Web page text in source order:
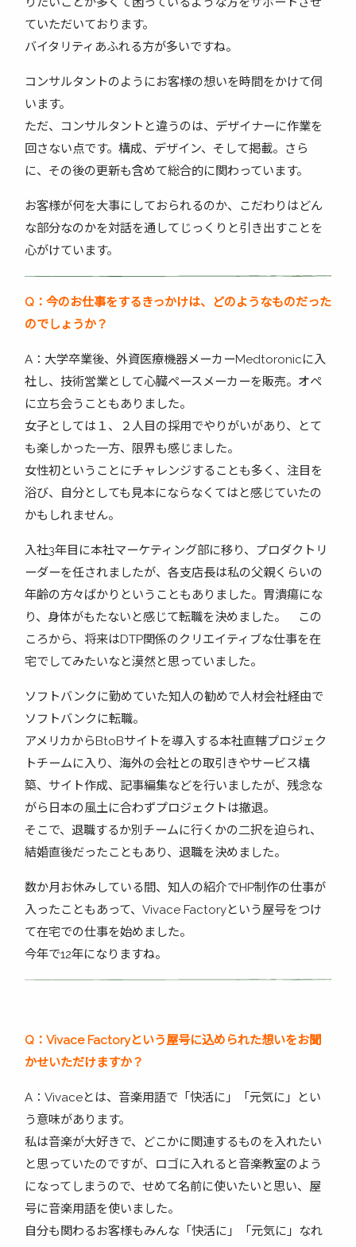
ていただいております。
バイタリティあふれる方が多いですね。
コンサルタントのようにお客様の想いを時間をかけて伺
います。
ただ、コンサルタントと違うのは、デザイナーに作業を
回さない点です。構成、デザイン、そして掲載。さら
に、その後の更新も含めて総合的に関わっています。
お客様が何を大事にしておられるのか、こだわりはどん
な部分なのかを対話を通してじっくりと引き出すことを
心がけています。
Q ：今のお仕事をするきっかけは、どのようなものだった
のでしょうか？
A：大学卒業後、外資医療機器メーカーMedtoronicに入
社し、技術営業として心臓ペースメーカーを販売。オペ
に立ち会うこともありました。
女子としては１、２人目の採用でやりがいがあり、とて
も楽しかった一方、限界も感じました。
女性初ということにチャレンジすることも多く、注目を
浴び、自分としても見本にならなくてはと感じていたの
かもしれません。
入社3年目に本社マーケティング部に移り、プロダクトリ
ーダーを任されましたが、各支店長は私の父親くらいの
年齢の方々ばかりということもありました。胃潰瘍にな
り、身体がもたないと感じて転職を決めました。 この
ころから、将来はDTP関係のクリエイティブな仕事を在
宅でしてみたいなと漠然と思っていました。
ソフトバンクに勤めていた知人の勧めで人材会社経由で
ソフトバンクに転職。
アメリカからBtoBサイトを導入する本社直轄プロジェク
トチームに入り、海外の会社との取引きやサービス構
築、サイト作成、記事編集などを行いましたが、残念な
がら日本の風土に合わずプロジェクトは撤退。
そこで、退職するか別チームに行くかの二択を迫られ、
結婚直後だったこともあり、退職を決めました。
数か月お休みしている間、知人の紹介でHP制作の仕事が
入ったこともあって、Vivace Factoryという屋号をつけ
て在宅での仕事を始めました。
今年で12年になりますね。
Q ：Vivace Factoryという屋号に込められた想いをお聞
かせいただけますか？
A：Vivaceとは、音楽用語で「快活に」「元気に」とい
う意味があります。
私は音楽が大好きで、どこかに関連するものを入れたい
と思っていたのですが、ロゴに入れると音楽教室のよう
になってしまうので、せめて名前に使いたいと思い、屋
号に音楽用語を使いました。
自分も関わるお客様もみんな「快活に」「元気に」なれ